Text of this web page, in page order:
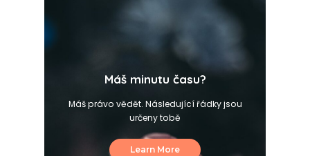
Máš minutu času?
Máš právo vědět. Následující řádky jsou
určeny tobě
Learn More